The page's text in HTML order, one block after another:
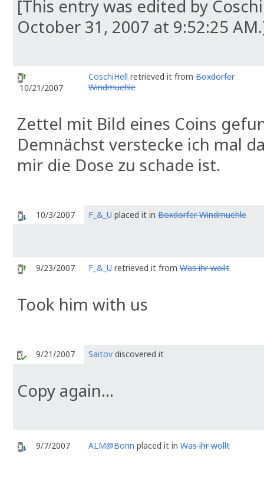
[This entry was edited by
October 31, 2007 at 9:52:25
10/21/2007
CoschiHell retrieved it from Boxdorfer
Windmuehle
Zettel mit Bild eines Coins
Demnächst verstecke ich mal
mir die Dose zu schade ist.
10/3/2007 F_&_U placed it in Boxdorfer Windmuehle
9/23/2007 F_&_U retrieved it from Was ihr wollt
Took him with us
9/21/2007 Saitov discovered it
Copy again...
9/7/2007 ALM@Bonn placed it in Was ihr wollt